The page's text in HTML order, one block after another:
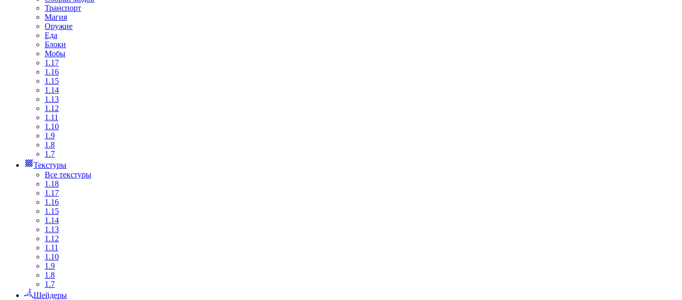
Транспорт
Магия
Оружие
Еда
Блоки
Мобы
1.17
1.16
1.15
1.14
1.13
1.12
1.11
1.10
1.9
1.8
1.7
Текстуры
Все текстуры
1.18
1.17
1.16
1.15
1.14
1.13
1.12
1.11
1.10
1.9
1.8
1.7
Шейдеры